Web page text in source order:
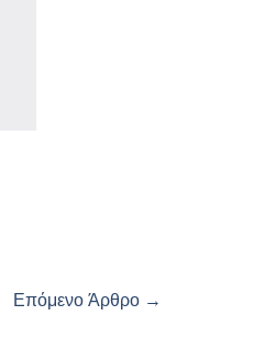
Επόμενο Άρθρο →